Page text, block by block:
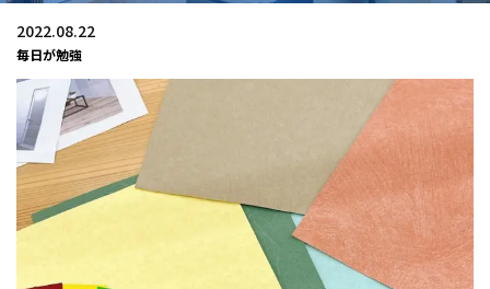
2022.08.22
毎日が勉強